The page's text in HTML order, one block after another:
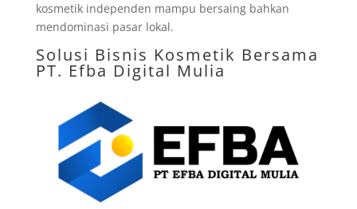
kosmetik independen mampu bersaing bahkan
mendominasi pasar lokal.
Solusi Bisnis Kosmetik Bersama
PT. Efba Digital Mulia